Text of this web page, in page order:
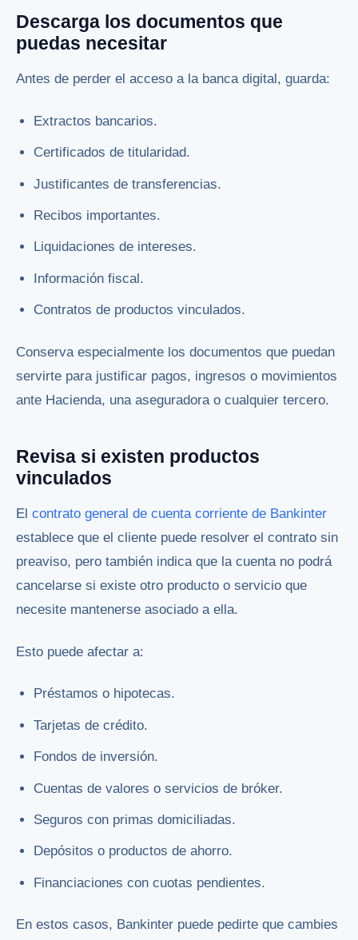
Descarga los documentos que
puedas necesitar
Antes de perder el acceso a la banca digital, guarda:
Extractos bancarios.
Certificados de titularidad.
Justificantes de transferencias.
Recibos importantes.
Liquidaciones de intereses.
Información fiscal.
Contratos de productos vinculados.
Conserva especialmente los documentos que puedan
servirte para justificar pagos, ingresos o movimientos
ante Hacienda, una aseguradora o cualquier tercero.
Revisa si existen productos
vinculados
El contrato general de cuenta corriente de Bankinter
establece que el cliente puede resolver el contrato sin
preaviso, pero también indica que la cuenta no podrá
cancelarse si existe otro producto o servicio que
necesite mantenerse asociado a ella.
Esto puede afectar a:
Préstamos o hipotecas.
Tarjetas de crédito.
Fondos de inversión.
Cuentas de valores o servicios de bróker.
Seguros con primas domiciliadas.
Depósitos o productos de ahorro.
Financiaciones con cuotas pendientes.
En estos casos, Bankinter puede pedirte que cambies